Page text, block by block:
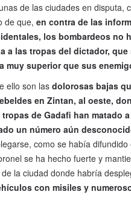
de las ciudades en disputa,
de que, en contra de las
los bombardeos no
a las tropas del dictador,
muy superior que sus
ello son las dolorosas bajas
en Zintan, al oeste,
de Gadafi han matado
un número aún
como se había
se ha hecho fuerte y
la ciudad donde habría
con misiles y